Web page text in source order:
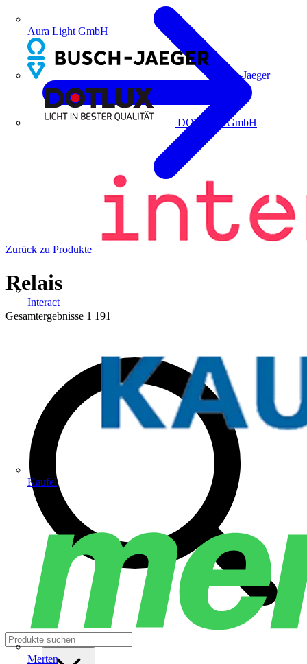
Aura Light GmbH
Busch-Jaeger
DOTLUX GmbH
Interact
Kaufel
Merten
Zurück zu Produkte
Relais
Gesamtergebnisse 1 191